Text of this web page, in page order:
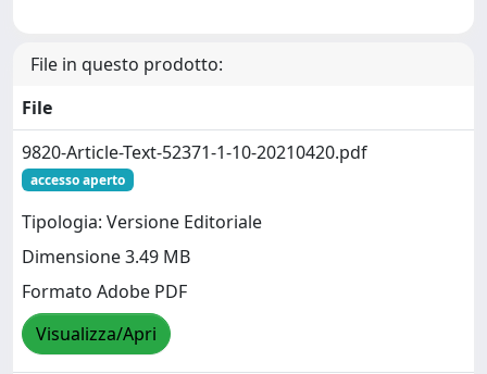
File in questo prodotto:
File
9820-Article-Text-52371-1-10-20210420.pdf
accesso aperto
Tipologia: Versione Editoriale
Dimensione 3.49 MB
Formato Adobe PDF
Visualizza/Apri